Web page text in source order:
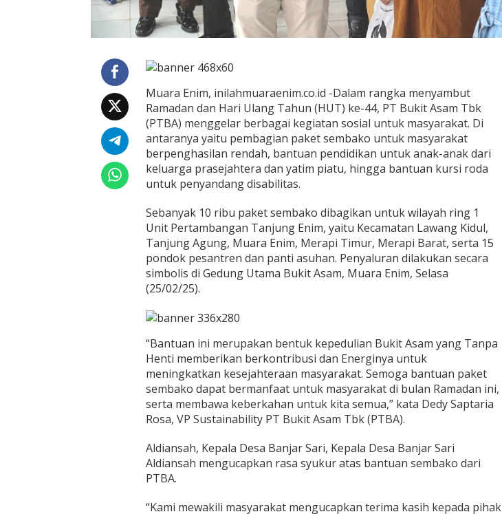
r
a
g
K
e
g
i
a
t
a
S
s
i
a
l
Muara Enim, inilahmuaraenim.co.id -Dalam rangka menyambut
Ramadan dan Hari Ulang Tahun (HUT) ke-44, PT Bukit Asam Tbk
(PTBA) menggelar berbagai kegiatan sosial untuk masyarakat. Di
antaranya yaitu pembagian paket sembako untuk masyarakat
berpenghasilan rendah, bantuan pendidikan untuk anak-anak dari
keluarga prasejahtera dan yatim piatu, hingga bantuan kursi roda
untuk penyandang disabilitas.
Sebanyak 10 ribu paket sembako dibagikan untuk wilayah ring 1
Unit Pertambangan Tanjung Enim, yaitu Kecamatan Lawang Kidul,
Tanjung Agung, Muara Enim, Merapi Timur, Merapi Barat, serta 15
pondok pesantren dan panti asuhan. Penyaluran dilakukan secara
simbolis di Gedung Utama Bukit Asam, Muara Enim, Selasa
(25/02/25).
“Bantuan ini merupakan bentuk kepedulian Bukit Asam yang Tanpa
Henti memberikan berkontribusi dan Energinya untuk
meningkatkan kesejahteraan masyarakat. Semoga bantuan paket
sembako dapat bermanfaat untuk masyarakat di bulan Ramadan ini,
serta membawa keberkahan untuk kita semua,” kata Dedy Saptaria
Rosa, VP Sustainability PT Bukit Asam Tbk (PTBA).
Aldiansah, Kepala Desa Banjar Sari, Kepala Desa Banjar Sari
Aldiansah mengucapkan rasa syukur atas bantuan sembako dari
PTBA.
“Kami mewakili masyarakat mengucapkan terima kasih kepada pihak